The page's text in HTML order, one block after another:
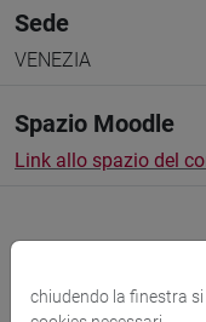
Sede
VENEZIA
Spazio Moodle
Link allo spazio del
chiudendo la finestra